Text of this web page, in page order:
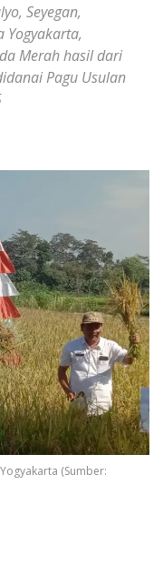
Seyegan,
Yogyakarta,
Merah hasil dari
Pagu Usulan
(Sumber: